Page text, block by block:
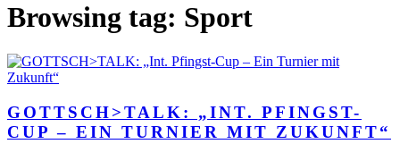
Browsing tag: Sport
GOTTSCH>TALK: „INT. PFINGST-
CUP – EIN TURNIER MIT ZUKUNFT“